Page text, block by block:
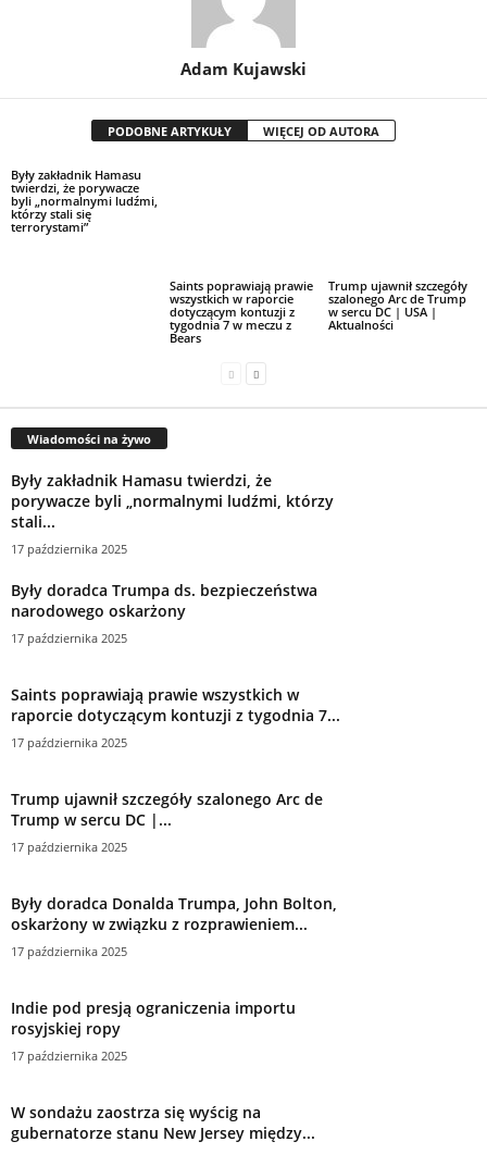
Adam Kujawski
PODOBNE ARTYKUŁY WIĘCEJ OD AUTORA
Były zakładnik Hamasu
twierdzi, że porywacze
byli „normalnymi ludźmi,
którzy stali się
terrorystami”
Saints poprawiają prawie
wszystkich w raporcie
dotyczącym kontuzji z
tygodnia 7 w meczu z
Bears
Trump ujawnił szczegóły
szalonego Arc de Trump
w sercu DC | USA |
Aktualności
Wiadomości na żywo
Były zakładnik Hamasu twierdzi, że
porywacze byli „normalnymi ludźmi, którzy
stali...
17 października 2025
Były doradca Trumpa ds. bezpieczeństwa
narodowego oskarżony
17 października 2025
Saints poprawiają prawie wszystkich w
raporcie dotyczącym kontuzji z tygodnia 7...
17 października 2025
Trump ujawnił szczegóły szalonego Arc de
Trump w sercu DC |...
17 października 2025
Były doradca Donalda Trumpa, John Bolton,
oskarżony w związku z rozprawieniem...
17 października 2025
Indie pod presją ograniczenia importu
rosyjskiej ropy
17 października 2025
W sondażu zaostrza się wyścig na
gubernatorze stanu New Jersey między...